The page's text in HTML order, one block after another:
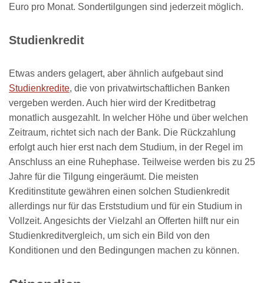
Euro pro Monat. Sondertilgungen sind jederzeit möglich.
Studienkredit
Etwas anders gelagert, aber ähnlich aufgebaut sind
Studienkredite, die von privatwirtschaftlichen Banken
vergeben werden. Auch hier wird der Kreditbetrag
monatlich ausgezahlt. In welcher Höhe und über welchen
Zeitraum, richtet sich nach der Bank. Die Rückzahlung
erfolgt auch hier erst nach dem Studium, in der Regel im
Anschluss an eine Ruhephase. Teilweise werden bis zu 25
Jahre für die Tilgung eingeräumt. Die meisten
Kreditinstitute gewähren einen solchen Studienkredit
allerdings nur für das Erststudium und für ein Studium in
Vollzeit. Angesichts der Vielzahl an Offerten hilft nur ein
Studienkreditvergleich, um sich ein Bild von den
Konditionen und den Bedingungen machen zu können.